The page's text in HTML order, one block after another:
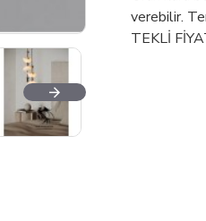
verebilir.
TEKLİ